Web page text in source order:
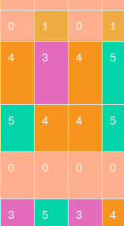
0 1 0
1
4 3 4 5
5 4 4 5
0 0 0 0
3 5 3
4